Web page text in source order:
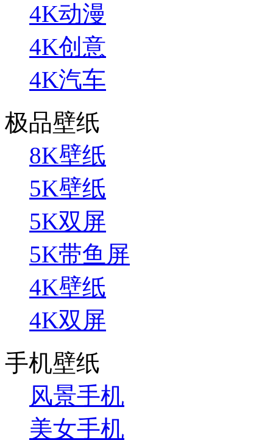
4K动漫
4K创意
4K汽车
极品壁纸
8K壁纸
5K壁纸
5K双屏
5K带鱼屏
4K壁纸
4K双屏
手机壁纸
风景手机
美女手机